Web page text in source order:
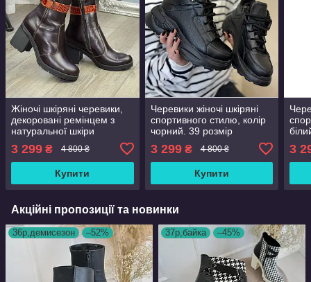
Жіночі шкіряні черевики,
декоровані ремінцем з
натуральної шкіри
3 299 ₴ 4 800 ₴
Купити
Черевики жіночі шкіряні
спортивного стилю, колір
чорний. 39 розмір
3 299₴ 4 800 ₴
Купити
3
Акційні пропозиції та новинки
36р,демисезон –52% 37р,байка –45%